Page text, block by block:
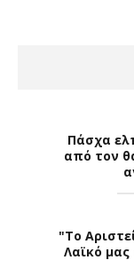
Πάσχα
από τον
"Το
Λαϊκό